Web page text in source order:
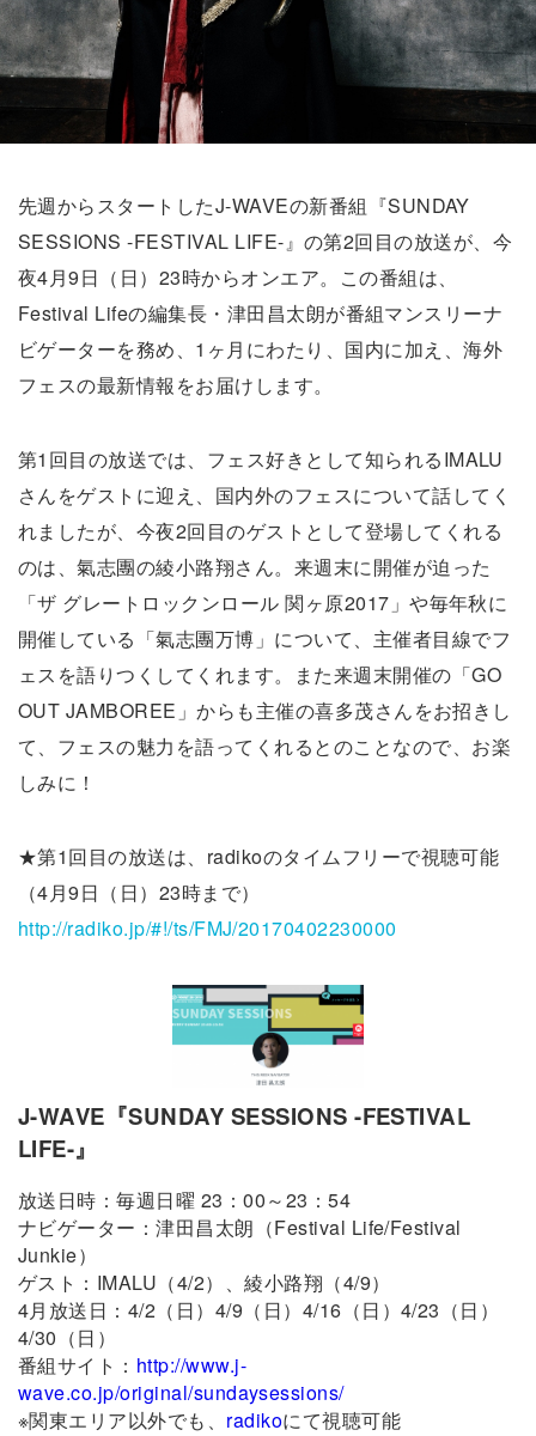
先週からスタートしたJ-WAVEの新番組『SUNDAY
SESSIONS -FESTIVAL LIFE-』の第2回目の放送が、今
夜4月9日（日）23時からオンエア。この番組は、
Festival Lifeの編集長・津田昌太朗が番組マンスリーナ
ビゲーターを務め、1ヶ月にわたり、国内に加え、海外
フェスの最新情報をお届けします。
第1回目の放送では、フェス好きとして知られるIMALU
さんをゲストに迎え、国内外のフェスについて話してく
れましたが、今夜2回目のゲストとして登場してくれる
のは、氣志團の綾小路翔さん。来週末に開催が迫った
「ザ グレートロックンロール 関ヶ原2017」や毎年秋に
開催している「氣志團万博」について、主催者目線でフ
ェスを語りつくしてくれます。また来週末開催の「GO
OUT JAMBOREE」からも主催の喜多茂さんをお招きし
て、フェスの魅力を語ってくれるとのことなので、お楽
しみに！
★第1回目の放送は、radikoのタイムフリーで視聴可能
（4月9日（日）23時まで）
http://radiko.jp/#!/ts/FMJ/20170402230000
J-WAVE『SUNDAY SESSIONS -FESTIVAL
LIFE-』
放送日時：毎週日曜 23：00～23：54
ナビゲーター：津田昌太朗（Festival Life/Festival
Junkie）
ゲスト：IMALU（4/2）、綾小路翔（4/9）
4月放送日：4/2（日）4/9（日）4/16（日）4/23（日）
4/30（日）
番組サイト： http://www.j-
wave.co.jp/original/sundaysessions/
※関東エリア以外でも、 radikoにて視聴可能